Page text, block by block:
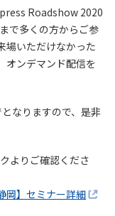
Roadshow 2020
で多くの方からご参
場いただけなかった
オンデマンド配信を
なりますので、是非
よりご確認くださ
岡】セミナー詳細